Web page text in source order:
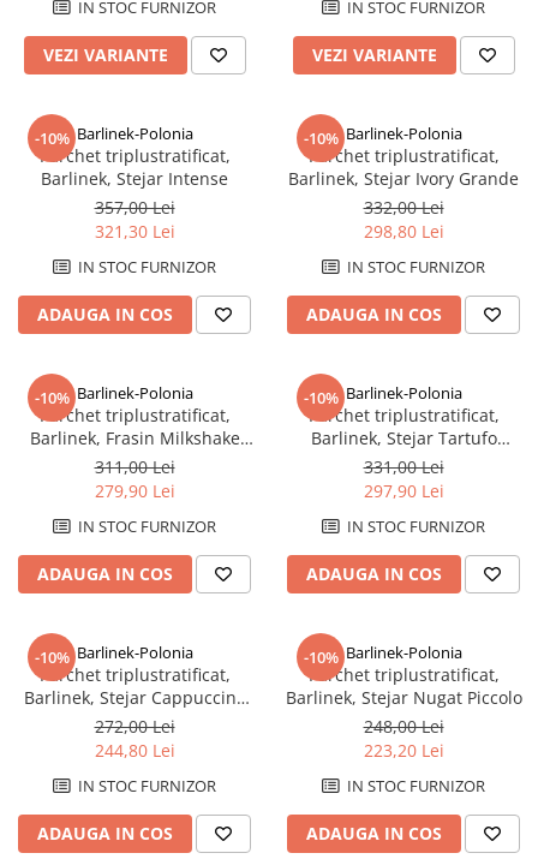
Paravane de cada
Baterii de baie
Baterii lavoar
Baterii bideu
Baterii cada
Sisteme de dus
Seturi de dus
Sisteme de dus incastrate
Brate si palarii de dus
Pare, furtunuri si accesorii dus
Module de dus incastrate
Rezervoare wc
Rezervoare incastrate
Rezervoare aparente
Cadre incastrate
Cabine de dus
Paravane de dus Walk
Cabine simple de dus
Panouri si usi de dus
Cadite de dus
Mobilier baie
Protecție pentru lemn și piatră
Vopsele pentru marcaje forestiere,
rutiere și industriale
Tehnici decorative Jeger
Microciment
Aditivi microciment
Protectia microcimentului
Cornise tavan
IN STOC FURNIZOR
VEZI VARIANTE
IN STOC FURNIZOR
VEZI VARIANTE
-10% Barlinek-Polonia
Parchet triplustratificat,
Barlinek, Stejar Intense
357,00 Lei
321,30 Lei
IN STOC FURNIZOR
ADAUGA IN COS
-10% Barlinek-Polonia
Parchet triplustratificat,
Barlinek, Stejar Ivory Grande
332,00 Lei
298,80 Lei
IN STOC FURNIZOR
ADAUGA IN COS
-10% Barlinek-Polonia
Parchet triplustratificat,
Barlinek, Frasin Milkshake
Grande
311,00 Lei
279,90 Lei
IN STOC FURNIZOR
ADAUGA IN COS
-10% Barlinek-Polonia
Parchet triplustratificat,
Barlinek, Stejar Tartufo
Grande
331,00 Lei
297,90 Lei
IN STOC FURNIZOR
ADAUGA IN COS
-10% Barlinek-Polonia
Parchet triplustratificat,
Barlinek, Stejar Cappuccino
Grande
272,00 Lei
244,80 Lei
IN STOC FURNIZOR
ADAUGA IN COS
-10% Barlinek-Polonia
Parchet triplustratificat,
Barlinek, Stejar Nugat Piccolo
248,00 Lei
223,20 Lei
IN STOC FURNIZOR
ADAUGA IN COS